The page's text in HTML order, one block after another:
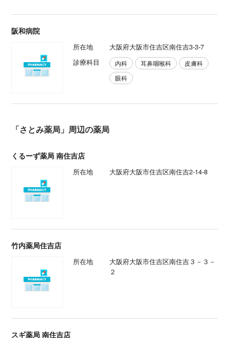
阪和病院
所在地
大阪府大阪市住吉区南住吉3-3-7
診療科目
内科 耳鼻咽喉科
皮膚科
眼科
「さとみ薬局」周辺の薬局
くるーず薬局 南住吉店
所在地 大阪府大阪市住吉区南住吉2-14-8
竹内薬局住吉店
所在地
大阪府大阪市住吉区南住吉３－３－
２
スギ薬局 南住吉店